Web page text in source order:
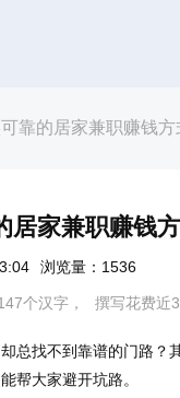
靠的居家兼职赚钱
居家兼职赚钱
浏览量：1536
个汉字， 撰写花费近
总找不到靠谱的门路？
帮大家避开坑路。